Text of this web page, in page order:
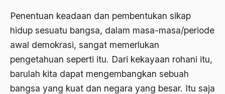
Penentuan keadaan dan pembentukan sikap
hidup sesuatu bangsa, dalam masa-masa/periode
awal demokrasi, sangat memerlukan
pengetahuan seperti itu. Dari kekayaan rohani itu,
barulah kita dapat mengembangkan sebuah
bangsa yang kuat dan negara yang besar. Itu saja
Anwar Sadat
apa yang kau cari palupi
Aparat Keamanan
Apel Akbar NU